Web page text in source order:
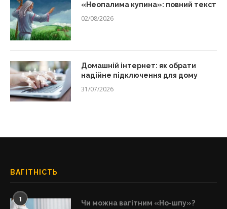
«Неопалима купина»: повний текст
02/08/2026
Домашній інтернет: як обрати
надійне підключення для дому
31/07/2026
ВАГІТНІСТЬ
1 Чи можна вагітним «Но-шпу»?